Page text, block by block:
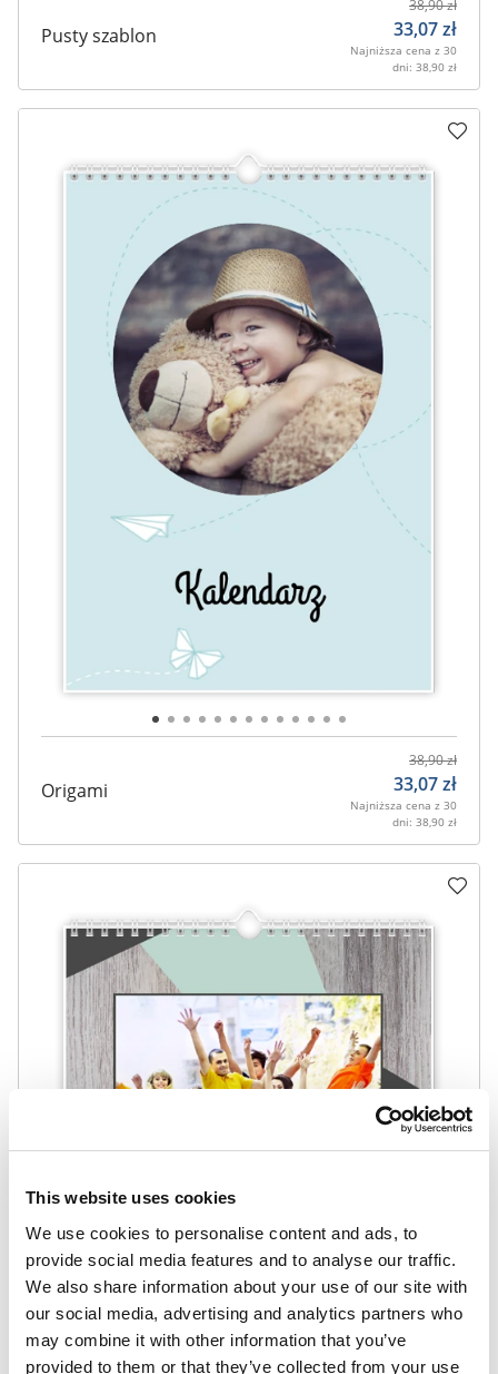
This website uses cookies
We use cookies to personalise content and ads, to
provide social media features and to analyse our traffic.
We also share information about your use of our site with
our social media, advertising and analytics partners who
may combine it with other information that you’ve
provided to them or that they’ve collected from your use
Pusty szablon
38,90zł
33,07zł
Najniższa cena z 30
dni: 38,90 zł
Origami
38,90zł
33,07zł
Najniższa cena z 30
dni: 38,90 zł